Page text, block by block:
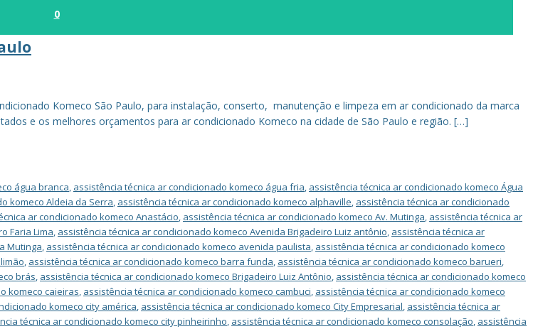
0
Komeco São Paulo, para instalação, conserto, manutenção e limpeza em ar condicionado da marca
e os melhores orçamentos para ar condicionado Komeco na cidade de São Paulo e região. […]
água branca, assistência técnica ar condicionado komeco água fria, assistência técnica ar condicionado komeco Água
komeco Aldeia da Serra, assistência técnica ar condicionado komeco alphaville, assistência técnica ar condicionado
ar condicionado komeco Anastácio, assistência técnica ar condicionado komeco Av. Mutinga, assistência técnica ar
Faria Lima, assistência técnica ar condicionado komeco Avenida Brigadeiro Luiz antônio, assistência técnica ar
Mutinga, assistência técnica ar condicionado komeco avenida paulista, assistência técnica ar condicionado komeco
, assistência técnica ar condicionado komeco barra funda, assistência técnica ar condicionado komeco barueri,
brás, assistência técnica ar condicionado komeco Brigadeiro Luiz Antônio, assistência técnica ar condicionado komeco
komeco caieiras, assistência técnica ar condicionado komeco cambuci, assistência técnica ar condicionado komeco
komeco city américa, assistência técnica ar condicionado komeco City Empresarial, assistência técnica ar
técnica ar condicionado komeco city pinheirinho, assistência técnica ar condicionado komeco consolação, assistência